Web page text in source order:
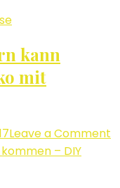
kann
mit
Leave a Comment
– DIY